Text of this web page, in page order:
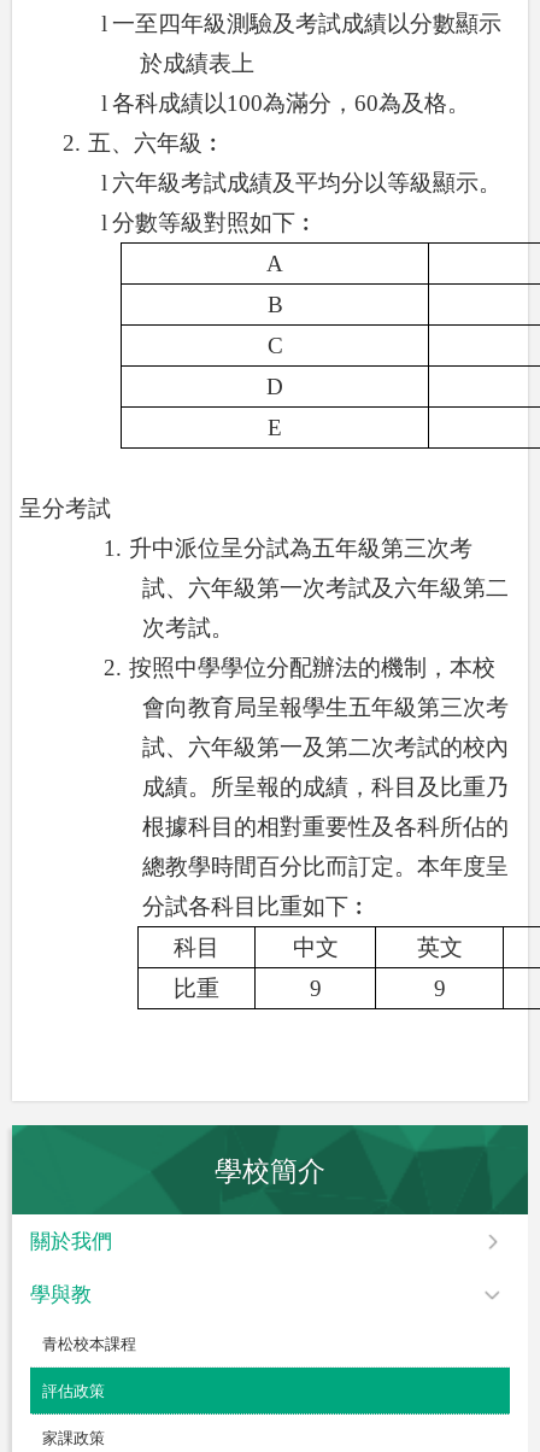
l一至四年級測驗及考試成績以分數顯示
於成績表上
l各科成績以100為滿分， 60為及格。
2. 五、六年級︰
l 六年級考試成績及平均分以等級顯示。
l分數等級對照如下︰
A
B
C
D
E
呈分考試
1. 升中派位呈分試為五年級第三次考
試、六年級第一次考試及六年級第二
次考試。
2. 按照中學學位分配辦法的機制，本校
會向教育局呈報學生五年級第三次考
試、六年級第一及第二次考試的校內
成績。所呈報的成績，科目及比重乃
根據科目的相對重要性及各科所佔的
總教學時間百分比而訂定。本年度呈
分試各科目比重如下︰
科目
中文
英文
比重
9 9
學校簡介
關於我們
學與教
青松校本課程
評估政策
家課政策